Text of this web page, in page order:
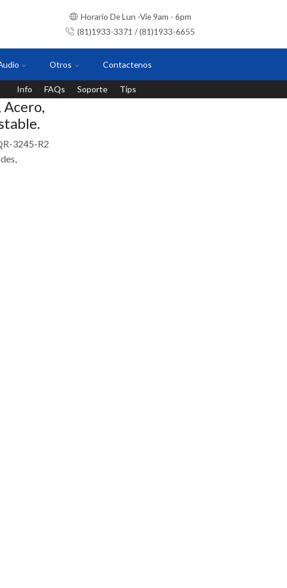
Horario De Lun -Vie 9am - 6pm
(81)1933-3371 / (81)1933-6655
Otros Contactenos
Info FAQs Soporte Tips
Acero,
3245-R2